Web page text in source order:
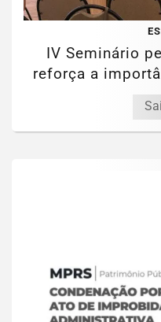
IV Seminário
reforça a